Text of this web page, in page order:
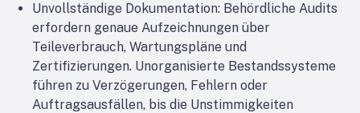
Unvollständige Dokumentation: Behördliche Audits
erfordern genaue Aufzeichnungen über
Teileverbrauch, Wartungspläne und
Zertifizierungen. Unorganisierte Bestandssysteme
führen zu Verzögerungen, Fehlern oder
Auftragsausfällen, bis die Unstimmigkeiten